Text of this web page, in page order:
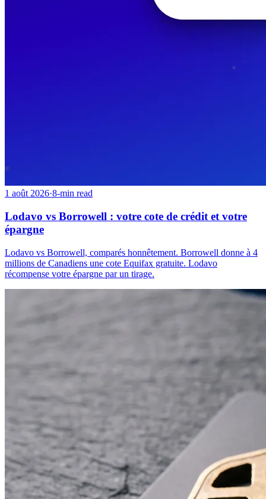
1 août 2026·8-min read
Lodavo vs Borrowell : votre cote de crédit et votre
épargne
Lodavo vs Borrowell, comparés honnêtement. Borrowell donne à 4
millions de Canadiens une cote Equifax gratuite. Lodavo
récompense votre épargne par un tirage.